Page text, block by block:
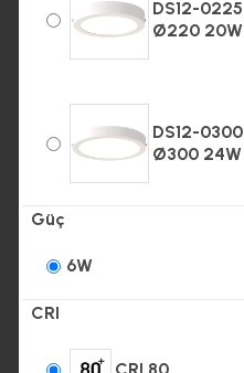
DS12-0225
Ø220 20W
DS12-0300
Ø300 24W
Güç
6W
CRI